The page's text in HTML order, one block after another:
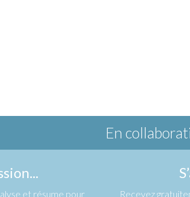
En
et résume pour Recevez